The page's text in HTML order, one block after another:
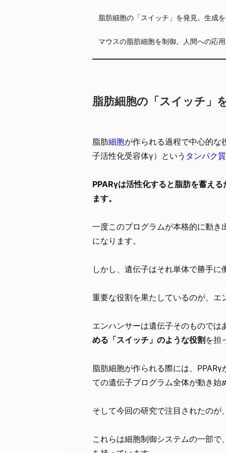
脂肪細胞の「スイッチ」を発見。生成
マウスの脂肪細胞を制御。人間への応
脂肪細胞の「スイッチ」
脂肪細胞が作られる過程で中心的な
子活性化受容体γ）という タンパク質
PPARγは活性化すると脂肪を蓄える
ます。
一度このプログラムが本格的に動
になります。
しかし、遺伝子はそれ単体で勝手
重要な役割を果たしているのが、エ
エンハンサーは遺伝子そのものでは
める「スイッチ」のような役割を担
脂肪細胞が作られる際には、
ての遺伝子プログラム全体が動き始
そして今回の研究で注目されたのが
これらは細胞制御システムの一部